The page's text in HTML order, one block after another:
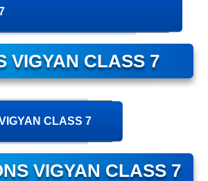
VIGYAN CLASS 7
CLASS 7
VIGYAN CLASS 7